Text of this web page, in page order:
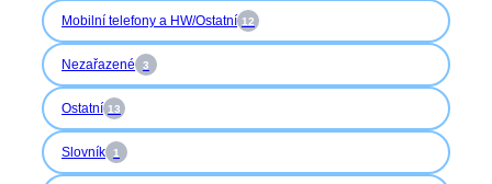
Mobilní telefony a HW/Ostatní 12
Nezařazené 3
Ostatní 13
Slovník 1